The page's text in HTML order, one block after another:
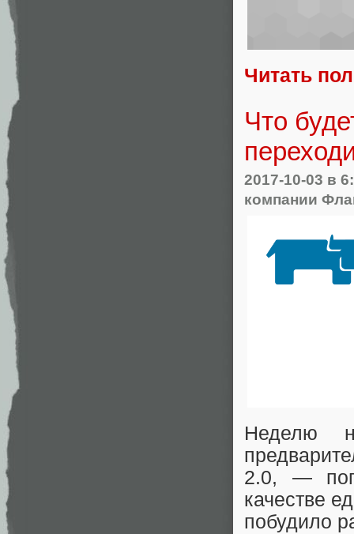
Читать
Что
2017-10-03 в
компании
Неделю
2.0, —
качестве
побудило